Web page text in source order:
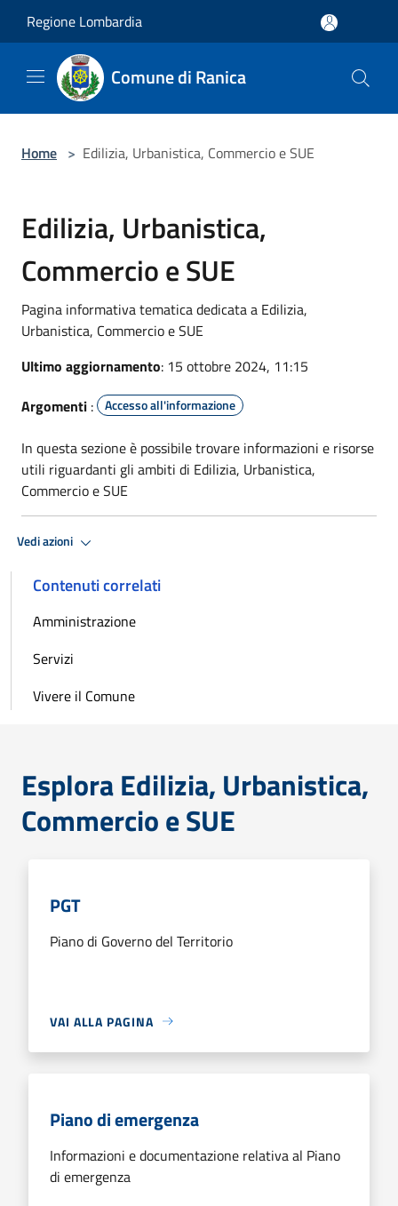
Regione Lombardia
Comune di Ranica
Home > Edilizia, Urbanistica, Commercio e SUE
Edilizia, Urbanistica,
Commercio e SUE
Pagina informativa tematica dedicata a Edilizia,
Urbanistica, Commercio e SUE
Ultimo aggiornamento: 15 ottobre 2024, 11:15
Argomenti : Accesso all'informazione
In questa sezione è possibile trovare informazioni e risorse
utili riguardanti gli ambiti di Edilizia, Urbanistica,
Commercio e SUE
Vedi azioni
Contenuti correlati
Amministrazione
Servizi
Vivere il Comune
Esplora Edilizia, Urbanistica,
Commercio e SUE
PGT
Piano di Governo del Territorio
VAI ALLA PAGINA
Piano di emergenza
Informazioni e documentazione relativa al Piano
di emergenza